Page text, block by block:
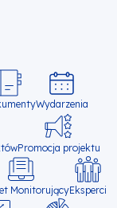
Wydarzenia
Promocja projektu
MonitorującyEksperci